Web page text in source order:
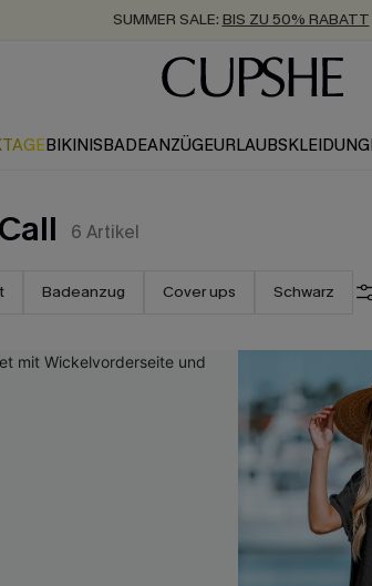
SUMMER SALE: BIS ZU 50% RABATT
ZUM NEWSLETTER:BIS ZU -20% EXTRA
KOSTENLOSER VERSAND AB 89 €
BIKINISBADEANZÜGEURLAUBSKLEIDUNG
6 Artikel
Badeanzug Cover ups Schwarz